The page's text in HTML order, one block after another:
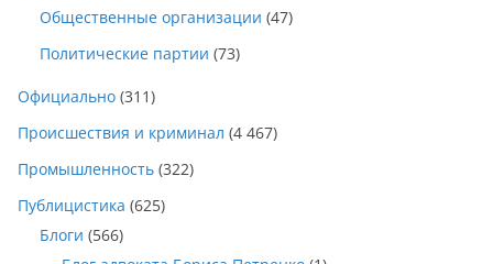
Общественные организации (47)
Политические партии (73)
Официально (311)
Происшествия и криминал (4 467)
Промышленность (322)
Публицистика (625)
Блоги (566)